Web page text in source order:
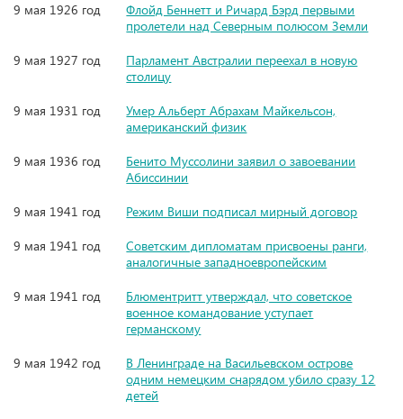
9 мая 1926 год
Флойд Беннетт и Ричард Бэрд первыми
пролетели над Северным полюсом Земли
9 мая 1927 год
Парламент Австралии переехал в новую
столицу
9 мая 1931 год
Умер Альберт Абрахам Майкельсон,
американский физик
9 мая 1936 год
Бенито Муссолини заявил о завоевании
Абиссинии
9 мая 1941 год
Режим Виши подписал мирный договор
9 мая 1941 год
Советским дипломатам присвоены ранги,
аналогичные западноевропейским
9 мая 1941 год
Блюментритт утверждал, что советское
военное командование уступает
германскому
9 мая 1942 год
В Ленинграде на Васильевском острове
одним немецким снарядом убило сразу 12
детей